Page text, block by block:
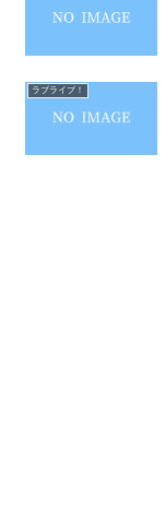
ラブライブ！